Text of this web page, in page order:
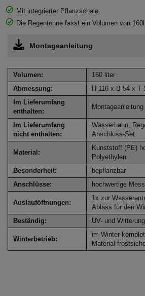
Mit integrierter Pflanzschale.
Die Regentonne fasst ein Volumen von
Montageanleitung
Volumen:
160 liter
Abmessung:
H 116 x B 54 x T
Im Lieferumfang
enthalten:
Montageanleitung
Im Lieferumfang
nicht enthalten:
Wasserhahn,
Anschluss-Set
Material:
Kunststoff (PE)
Polyethylen
Besonderheit:
bepflanzbar
Anschlüsse:
hochwertige
Auslauföffnungen:
1x zur
Ablass für den
Beständig:
UV- und
Winterbetrieb:
im Winter
Material